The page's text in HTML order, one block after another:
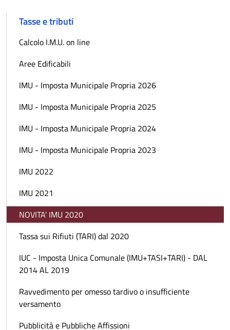
Tasse e tributi
Calcolo I.M.U. on line
Aree Edificabili
IMU - Imposta Municipale Propria 2026
IMU - Imposta Municipale Propria 2025
IMU - Imposta Municipale Propria 2024
IMU - Imposta Municipale Propria 2023
IMU 2022
IMU 2021
NOVITA' IMU 2020
Tassa sui Rifiuti (TARI) dal 2020
IUC - Imposta Unica Comunale (IMU+TASI+TARI) - DAL
2014 AL 2019
Ravvedimento per omesso tardivo o insufficiente
versamento
Pubblicità e Pubbliche Affissioni